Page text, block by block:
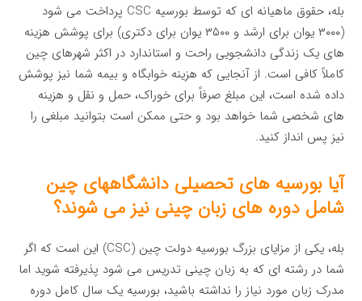
بله، حقوق ماهیانه ای که توسط بورسیه CSC پرداخت می شود
(۳۰۰۰ یوان برای ارشد و ۳۵۰۰ یوان برای دکتری) برای پوشش هزینه
های یک زندگی دانشجویی راحت و استاندارد در اکثر شهرهای چین
کاملاً کافی است. از آنجایی که هزینه خوابگاه و بیمه شما نیز پوشش
داده شده است، این مبلغ صرفاً برای خوراک، حمل و نقل و هزینه
های شخصی شما خواهد بود و حتی ممکن است بتوانید مبلغی را
نیز پس انداز کنید.
آیا بورسیه های تحصیلی دانشگاههای چین
شامل دوره های زبان چینی نیز می شوند؟
بله، یکی از مزایای بزرگ بورسیه دولت چین (CSC) این است که اگر
شما در رشته ای که به زبان چینی تدریس می شود پذیرفته شوید اما
مدرک زبان مورد نیاز را نداشته باشید، بورسیه یک سال کامل دوره